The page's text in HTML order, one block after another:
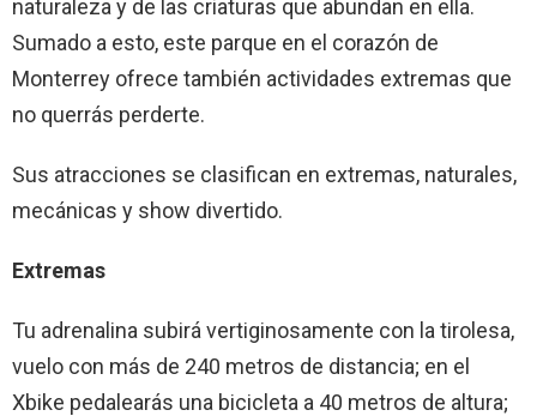
naturaleza y de las criaturas que abundan en ella.
Sumado a esto, este parque en el corazón de
Monterrey ofrece también actividades extremas que
no querrás perderte.
Sus atracciones se clasifican en extremas, naturales,
mecánicas y show divertido.
Extremas
Tu adrenalina subirá vertiginosamente con la tirolesa,
vuelo con más de 240 metros de distancia; en el
Xbike pedalearás una bicicleta a 40 metros de altura;